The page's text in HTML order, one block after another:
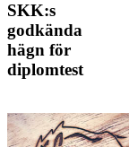
SKK:s
godkända
hägn för
diplomtest